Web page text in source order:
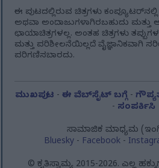
ಈ ಪುಟದಲ್ಲಿರುವ ಚಿತ್ರಗಳು
ಅಥವಾ ಅಂದಾಜುಗಳಾಗಿರಬಹುದು ಮತ್ತು
ಛಾಯಾಚಿತ್ರಗಳಲ್ಲ. ಅಂತಹ ಚಿತ್ರಗಳು
ಮತ್ತು ಪರಿಶೀಲನೆಯಿಲ್ಲದೆ ವೈಜ್ಞಾನಿಕವಾಗಿ
ಪರಿಗಣಿಸಬಾರದು.
ಮುಖಪುಟ -ಈ ವೆಬ್‌ಸೈಟ್ ಬಗ್ಗೆ-
- ಸಂಪರ್ಕಿಸಿ
ಸಾಮಾಜಿಕ ಮಾಧ್ಯಮ
Bluesky- Facebook-
© ಕೃತಿಸ್ವಾಮ್ಯ 2015-2026. ಎಲ್ಲ